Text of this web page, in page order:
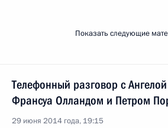
Показать следующие
Телефонный разговор с
Франсуа Олландом и Петром
29 июня 2014 года, 19:15